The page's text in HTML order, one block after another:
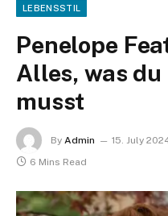
LEBENSSTIL
Penelope
Alles, was
musst
By Admin 15. July
6 Mins Read